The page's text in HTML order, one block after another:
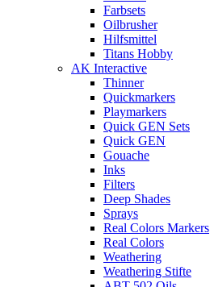
Farbsets
Oilbrusher
Hilfsmittel
Titans Hobby
AK Interactive
Thinner
Quickmarkers
Playmarkers
Quick GEN Sets
Quick GEN
Gouache
Inks
Filters
Deep Shades
Sprays
Real Colors Markers
Real Colors
Weathering
Weathering Stifte